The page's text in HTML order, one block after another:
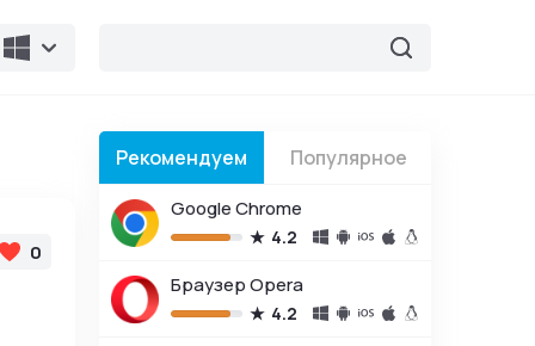
0
Рекомендуем Популярное
Google Chrome
4.2
Браузер Opera
4.2